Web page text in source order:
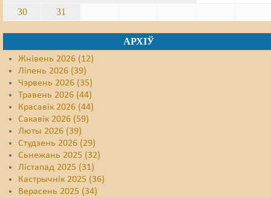
30
31
АРХІЎ
Жнівень 2026 (12)
Ліпень 2026 (39)
Чэрвень 2026 (35)
Травень 2026 (44)
Красавік 2026 (44)
Сакавік 2026 (59)
Люты 2026 (39)
Студзень 2026 (29)
Сьнежань 2025 (32)
Лістапад 2025 (31)
Кастрычнік 2025 (36)
Верасень 2025 (34)